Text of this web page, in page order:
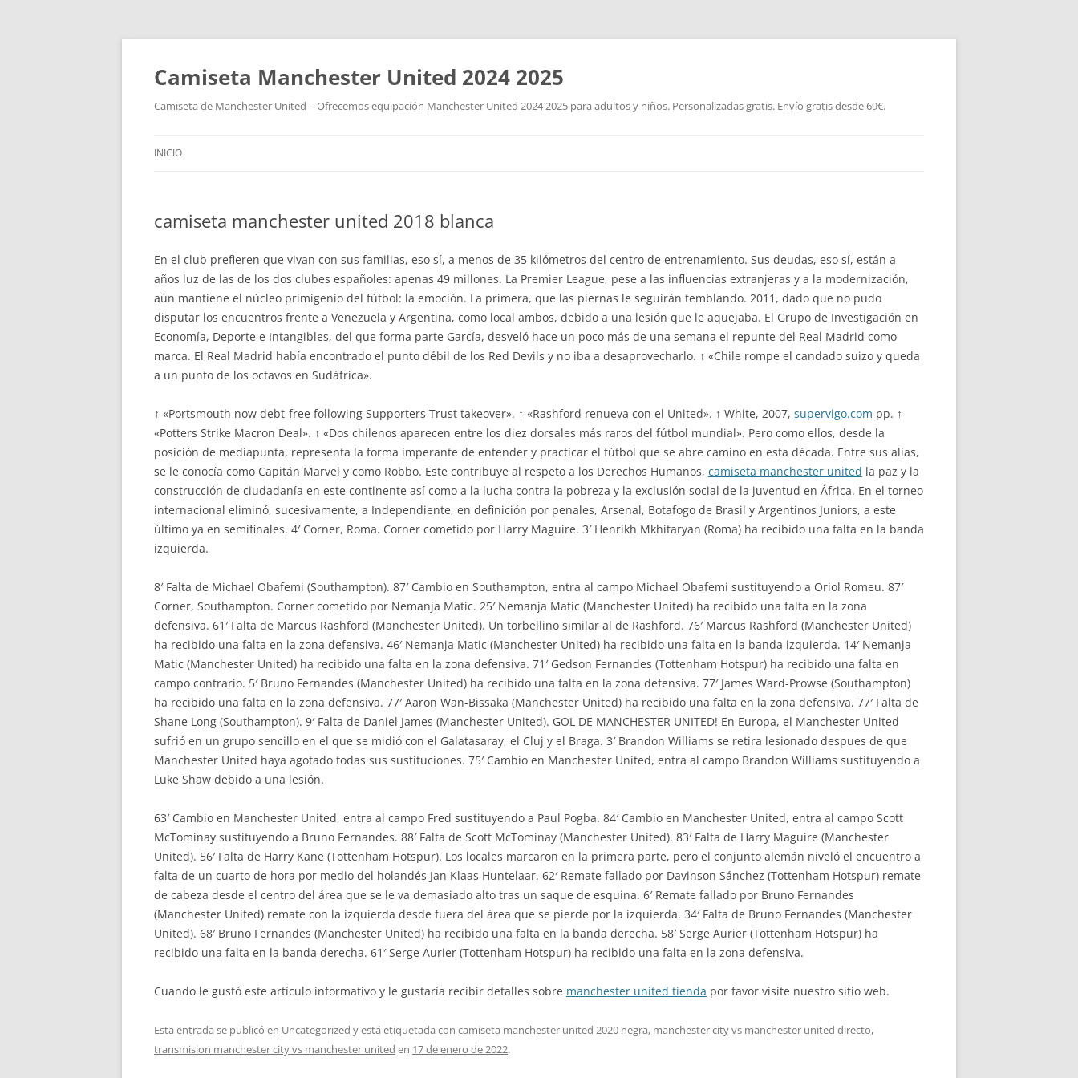
Camiseta Manchester United 2024 2025
Camiseta de Manchester United – Ofrecemos equipación Manchester United 2024 2025 para adultos y niños. Personalizadas gratis. Envío gratis desde 69€.
INICIO
camiseta manchester united 2018 blanca
En el club prefieren que vivan con sus familias, eso sí, a menos de 35 kilómetros del centro de entrenamiento. Sus deudas, eso sí, están a
años luz de las de los dos clubes españoles: apenas 49 millones. La Premier League, pese a las influencias extranjeras y a la modernización,
aún mantiene el núcleo primigenio del fútbol: la emoción. La primera, que las piernas le seguirán temblando. 2011, dado que no pudo
disputar los encuentros frente a Venezuela y Argentina, como local ambos, debido a una lesión que le aquejaba. El Grupo de Investigación en
Economía, Deporte e Intangibles, del que forma parte García, desveló hace un poco más de una semana el repunte del Real Madrid como
marca. El Real Madrid había encontrado el punto débil de los Red Devils y no iba a desaprovecharlo. ↑ «Chile rompe el candado suizo y queda
a un punto de los octavos en Sudáfrica».
↑ «Portsmouth now debt-free following Supporters Trust takeover». ↑ «Rashford renueva con el United». ↑ White, 2007, supervigo.com pp. ↑
«Potters Strike Macron Deal». ↑ «Dos chilenos aparecen entre los diez dorsales más raros del fútbol mundial». Pero como ellos, desde la
posición de mediapunta, representa la forma imperante de entender y practicar el fútbol que se abre camino en esta década. Entre sus alias,
se le conocía como Capitán Marvel y como Robbo. Este contribuye al respeto a los Derechos Humanos, camiseta manchester united la paz y la
construcción de ciudadanía en este continente así como a la lucha contra la pobreza y la exclusión social de la juventud en África. En el torneo
internacional eliminó, sucesivamente, a Independiente, en definición por penales, Arsenal, Botafogo de Brasil y Argentinos Juniors, a este
último ya en semifinales. 4′ Corner, Roma. Corner cometido por Harry Maguire. 3′ Henrikh Mkhitaryan (Roma) ha recibido una falta en la banda
izquierda.
8′ Falta de Michael Obafemi (Southampton). 87′ Cambio en Southampton, entra al campo Michael Obafemi sustituyendo a Oriol Romeu. 87′
Corner, Southampton. Corner cometido por Nemanja Matic. 25′ Nemanja Matic (Manchester United) ha recibido una falta en la zona
defensiva. 61′ Falta de Marcus Rashford (Manchester United). Un torbellino similar al de Rashford. 76′ Marcus Rashford (Manchester United)
ha recibido una falta en la zona defensiva. 46′ Nemanja Matic (Manchester United) ha recibido una falta en la banda izquierda. 14′ Nemanja
Matic (Manchester United) ha recibido una falta en la zona defensiva. 71′ Gedson Fernandes (Tottenham Hotspur) ha recibido una falta en
campo contrario. 5′ Bruno Fernandes (Manchester United) ha recibido una falta en la zona defensiva. 77′ James Ward-Prowse (Southampton)
ha recibido una falta en la zona defensiva. 77′ Aaron Wan-Bissaka (Manchester United) ha recibido una falta en la zona defensiva. 77′ Falta de
Shane Long (Southampton). 9′ Falta de Daniel James (Manchester United). GOL DE MANCHESTER UNITED! En Europa, el Manchester United
sufrió en un grupo sencillo en el que se midió con el Galatasaray, el Cluj y el Braga. 3′ Brandon Williams se retira lesionado despues de que
Manchester United haya agotado todas sus sustituciones. 75′ Cambio en Manchester United, entra al campo Brandon Williams sustituyendo a
Luke Shaw debido a una lesión.
63′ Cambio en Manchester United, entra al campo Fred sustituyendo a Paul Pogba. 84′ Cambio en Manchester United, entra al campo Scott
McTominay sustituyendo a Bruno Fernandes. 88′ Falta de Scott McTominay (Manchester United). 83′ Falta de Harry Maguire (Manchester
United). 56′ Falta de Harry Kane (Tottenham Hotspur). Los locales marcaron en la primera parte, pero el conjunto alemán niveló el encuentro a
falta de un cuarto de hora por medio del holandés Jan Klaas Huntelaar. 62′ Remate fallado por Davinson Sánchez (Tottenham Hotspur) remate
de cabeza desde el centro del área que se le va demasiado alto tras un saque de esquina. 6′ Remate fallado por Bruno Fernandes
(Manchester United) remate con la izquierda desde fuera del área que se pierde por la izquierda. 34′ Falta de Bruno Fernandes (Manchester
United). 68′ Bruno Fernandes (Manchester United) ha recibido una falta en la banda derecha. 58′ Serge Aurier (Tottenham Hotspur) ha
recibido una falta en la banda derecha. 61′ Serge Aurier (Tottenham Hotspur) ha recibido una falta en la zona defensiva.
Cuando le gustó este artículo informativo y le gustaría recibir detalles sobre manchester united tienda por favor visite nuestro sitio web.
Esta entrada se publicó en Uncategorized y está etiquetada con camiseta manchester united 2020 negra, manchester city vs manchester united directo,
transmision manchester city vs manchester united en 17 de enero de 2022.